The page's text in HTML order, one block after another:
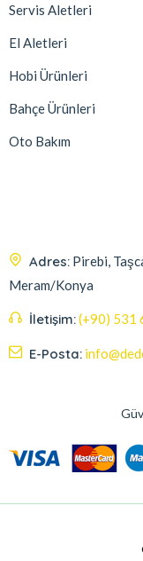
Servis Aletleri
El Aletleri
Hobi Ürünleri
Bahçe Ürünleri
Oto Bakım
Adres: Pirebi,
Meram/Konya
İletişim:(+90) 531
E-Posta: